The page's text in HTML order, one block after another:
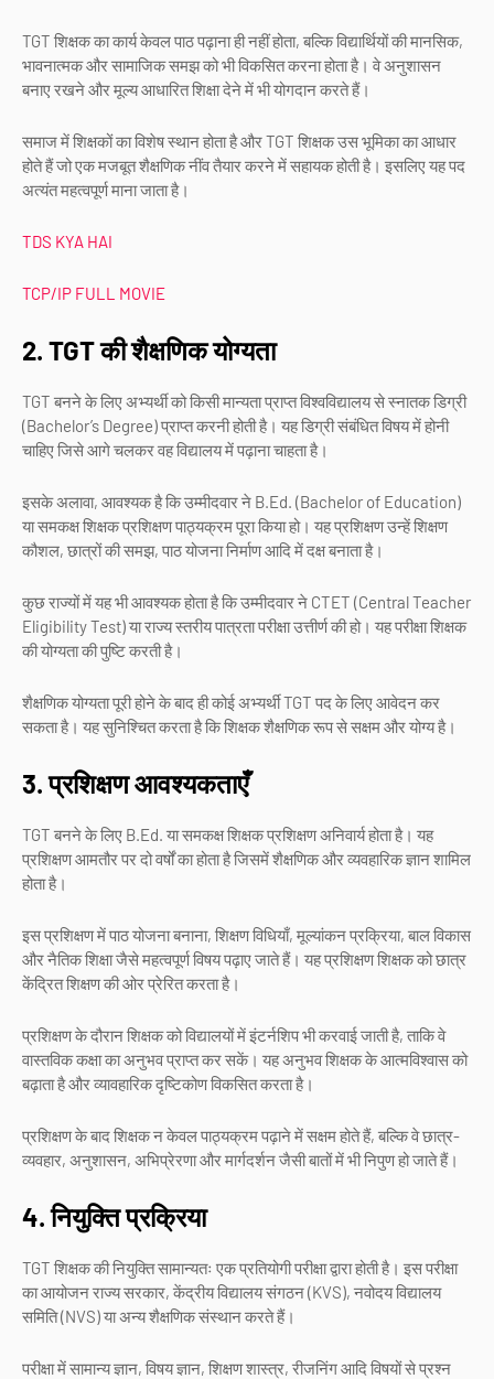
TGT शिक्षक का कार्य केवल पाठ पढ़ाना ही नहीं होता, बल्कि विद्यार्थियों की मानसिक,
भावनात्मक और सामाजिक समझ को भी विकसित करना होता है। वे अनुशासन
बनाए रखने और मूल्य आधारित शिक्षा देने में भी योगदान करते हैं।
समाज में शिक्षकों का विशेष स्थान होता है और TGT शिक्षक उस भूमिका का आधार
होते हैं जो एक मजबूत शैक्षणिक नींव तैयार करने में सहायक होती है। इसलिए यह पद
अत्यंत महत्वपूर्ण माना जाता है।
TDS KYA HAI
TCP/IP FULL MOVIE
2. TGT की शैक्षणिक योग्यता
TGT बनने के लिए अभ्यर्थी को किसी मान्यता प्राप्त विश्वविद्यालय से स्नातक डिग्री
(Bachelor’s Degree) प्राप्त करनी होती है। यह डिग्री संबंधित विषय में होनी
चाहिए जिसे आगे चलकर वह विद्यालय में पढ़ाना चाहता है।
इसके अलावा, आवश्यक है कि उम्मीदवार ने B.Ed. (Bachelor of Education)
या समकक्ष शिक्षक प्रशिक्षण पाठ्यक्रम पूरा किया हो। यह प्रशिक्षण उन्हें शिक्षण
कौशल, छात्रों की समझ, पाठ योजना निर्माण आदि में दक्ष बनाता है।
कुछ राज्यों में यह भी आवश्यक होता है कि उम्मीदवार ने CTET (Central Teacher
Eligibility Test) या राज्य स्तरीय पात्रता परीक्षा उत्तीर्ण की हो। यह परीक्षा शिक्षक
की योग्यता की पुष्टि करती है।
शैक्षणिक योग्यता पूरी होने के बाद ही कोई अभ्यर्थी TGT पद के लिए आवेदन कर
सकता है। यह सुनिश्चित करता है कि शिक्षक शैक्षणिक रूप से सक्षम और योग्य है।
3. प्रशिक्षण आवश्यकताएँ
TGT बनने के लिए B.Ed. या समकक्ष शिक्षक प्रशिक्षण अनिवार्य होता है। यह
प्रशिक्षण आमतौर पर दो वर्षों का होता है जिसमें शैक्षणिक और व्यवहारिक ज्ञान शामिल
होता है।
इस प्रशिक्षण में पाठ योजना बनाना, शिक्षण विधियाँ, मूल्यांकन प्रक्रिया, बाल विकास
और नैतिक शिक्षा जैसे महत्वपूर्ण विषय पढ़ाए जाते हैं। यह प्रशिक्षण शिक्षक को छात्र
केंद्रित शिक्षण की ओर प्रेरित करता है।
प्रशिक्षण के दौरान शिक्षक को विद्यालयों में इंटर्नशिप भी करवाई जाती है, ताकि वे
वास्तविक कक्षा का अनुभव प्राप्त कर सकें। यह अनुभव शिक्षक के आत्मविश्वास को
बढ़ाता है और व्यावहारिक दृष्टिकोण विकसित करता है।
प्रशिक्षण के बाद शिक्षक न केवल पाठ्यक्रम पढ़ाने में सक्षम होते हैं, बल्कि वे छात्र-
व्यवहार, अनुशासन, अभिप्रेरणा और मार्गदर्शन जैसी बातों में भी निपुण हो जाते हैं।
4. नियुक्ति प्रक्रिया
TGT शिक्षक की नियुक्ति सामान्यतः एक प्रतियोगी परीक्षा द्वारा होती है। इस परीक्षा
का आयोजन राज्य सरकार, केंद्रीय विद्यालय संगठन (KVS), नवोदय विद्यालय
समिति (NVS) या अन्य शैक्षणिक संस्थान करते हैं।
परीक्षा में सामान्य ज्ञान, विषय ज्ञान, शिक्षण शास्त्र, रीजनिंग आदि विषयों से प्रश्न